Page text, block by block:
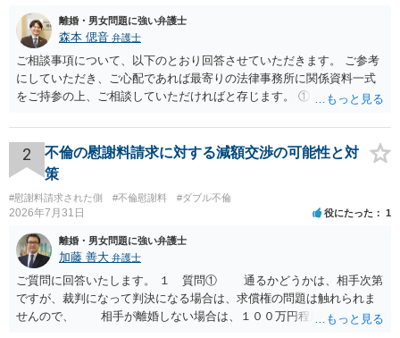
離婚・男女問題に強い弁護士
森本 偲音 弁護士
ご相談事項について、以下のとおり回答させていただきます。 ご参考
にしていただき、ご心配であれば最寄りの法律事務所に関係資料一式
をご持参の上、ご相談していただければと存じます。 ① このLINEの
される可能性はあるのか ⇒LINEを含む１００万円の貸付に至るまでの
やり取り等の経緯、誓約書の内容等を踏まえて、関係を清算するため
の 金銭であったと評価される可能性はあると考えます。 ② 「今後一
切関与しないなら100万円振り込む」というLINEや誓約書は、裁判上
どの程度証拠価値があるのか ⇒前後のやり取りや誓約書の具体的内容
を見ない限り、具体的な判断はできませんが、一定の証拠価値はある
と考えます。 ③ 借用書があっても、後から100万円を貸付扱いに変更
することは認められるのか。 ⇒おそらく１００万円は不当利得（受け
取る正当な権利がないのに利益を取得した）として返還請求されてい
るものかと推察しますので、 貸金返還ではないかと存じます。 ④ 私
は現在、収入も不安定で貯金もなくリボ払い借金が既に約100万あり。
今年に再婚したが主人はお金に厳しい為、一括で220万円を支払う事は
2
不倫の慰謝料請求に対する減額交渉の可能性と対
策
#慰謝料請求された側 #不倫慰謝料 #ダブル不倫
2026年7月31日 役にたった 1
離婚・男女問題に強い弁護士
加藤 善大 弁護士
ご質問に回答いたします。 １ 質問① 通るかどうかは、相手次第
ですが、裁判になって判決になる場合は、求償権の問題は触れられま
せんので、 相手が離婚しない場合は、１００万円程度となる可能